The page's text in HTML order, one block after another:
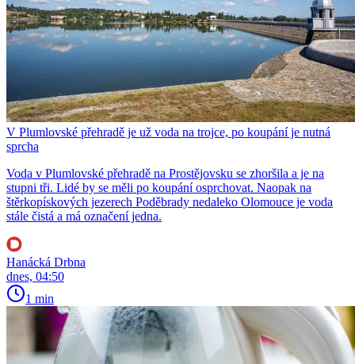
V Plumlovské přehradě je už voda na trojce, po koupání je nutná
sprcha
Voda v Plumlovské přehradě na Prostějovsku se zhoršila a je na
stupni tři. Lidé by se měli po koupání osprchovat. Naopak na
štěrkopískových jezerech Poděbrady nedaleko Olomouce je voda
stále čistá a má označení jedna.
Hanácká Drbna
dnes, 04:50
1 min